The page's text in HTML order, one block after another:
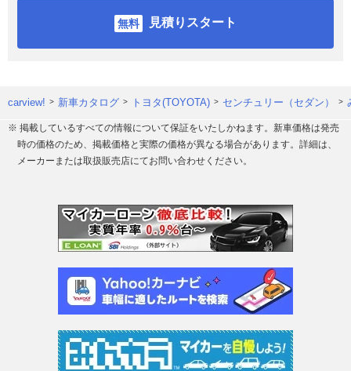
見積りスタート
carview! 新車カタログ トヨタ(TOYOTA) センチュリー（セダン）
※ 掲載しているすべての情報について保証をいたしかねます。新車価格は発売
時の価格のため、掲載価格と実際の価格が異なる場合があります。詳細は、
メーカーまたは取扱販売店にてお問い合わせください。